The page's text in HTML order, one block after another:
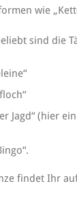
wie
sind die
Jagd“ (hier
findet Ihr